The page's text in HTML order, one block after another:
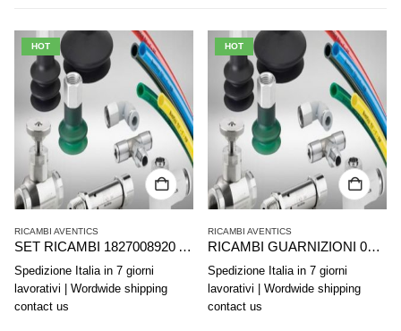
HOT
RICAMBI AVENTICS
SET RICAMBI 1827008920 AVENTICS SERIE KPZ D40
Spedizione Italia in 7 giorni
lavorativi | Wordwide shipping
contact us
HOT
RICAMBI AVENTICS
RICAMBI GUARNIZIONI 0490351302 AVENTICS SERIE 167/168-025
Spedizione Italia in 7 giorni
lavorativi | Wordwide shipping
contact us